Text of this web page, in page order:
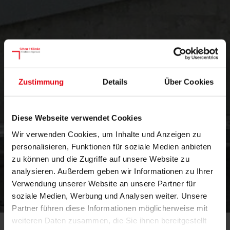
Zustimmung Details Über Cookies
Diese Webseite verwendet Cookies
Wir verwenden Cookies, um Inhalte und Anzeigen zu
personalisieren, Funktionen für soziale Medien anbieten
zu können und die Zugriffe auf unsere Website zu
analysieren. Außerdem geben wir Informationen zu Ihrer
Verwendung unserer Website an unsere Partner für
soziale Medien, Werbung und Analysen weiter. Unsere
Partner führen diese Informationen möglicherweise mit
weiteren Daten zusammen, die Sie ihnen bereitgestellt
technisch